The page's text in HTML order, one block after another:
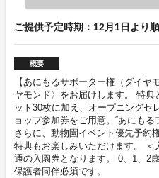
ご提供予定時期：12月1日より
概要
【あにもるサポーター権（ダイヤ
ヤモンド〉をお届けします。 特
ット30枚に加え、オープニングセ
ョップ参加券をご用意。“あにもる
さらに、動物園イベント優先予約
特典もお楽しみいただけます。
通の入園券となります。 0、1、2
保護者同伴必須です。